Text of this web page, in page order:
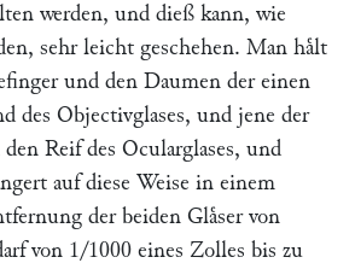
werden, und dieß kann, wie
sehr leicht geschehen. Man haͤlt
und den Daumen der einen
des Objectivglases, und jene der
Reif des Ocularglases, und
auf diese Weise in einem
der beiden Glaͤser von
von 1/1000 eines Zolles bis zu